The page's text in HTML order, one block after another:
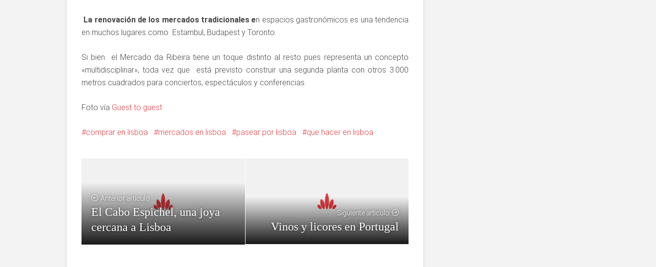
La renovación de los mercados tradicionales en espacios gastronómicos es una tendencia
en muchos lugares como Estambul, Budapest y Toronto.
Si bien el Mercado da Ribeira tiene un toque distinto al resto pues representa un concepto
«multidisciplinar», toda vez que está previsto construir una segunda planta con otros 3.000
metros cuadrados para conciertos, espectáculos y conferencias.
Foto vía Guest to guest
comprar en lisboa mercados en lisboa pasear por lisboa que hacer en lisboa
Anterior artículo
El Cabo Espichel, una joya
cercana a Lisboa
Siguiente artículo
Vinos y licores en Portugal